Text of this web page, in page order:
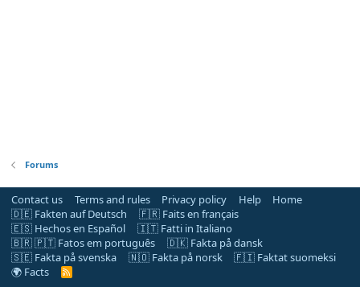
Forums
Contact us Terms and rules Privacy policy Help
Home
🇩🇪 Fakten auf Deutsch
🇫🇷 Faits en français
🇪🇸 Hechos en Español
🇮🇹 Fatti in Italiano
🇧🇷 🇵🇹 Fatos em português
🇩🇰 Fakta på dansk
🇸🇪 Fakta på svenska
🇳🇴 Fakta på norsk
🇫🇮 Faktat suomeksi
🌍 Facts
R